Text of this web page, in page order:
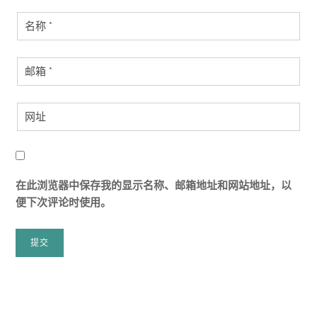
在此浏览器中保存我的显示名称、邮箱地址和网站地址，以
便下次评论时使用。